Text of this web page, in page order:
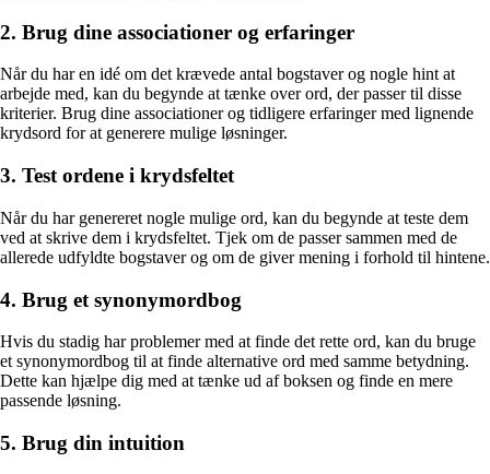
2. Brug dine associationer og erfaringer
Når du har en idé om det krævede antal bogstaver og nogle hint at
arbejde med, kan du begynde at tænke over ord, der passer til disse
kriterier. Brug dine associationer og tidligere erfaringer med lignende
krydsord for at generere mulige løsninger.
3. Test ordene i krydsfeltet
Når du har genereret nogle mulige ord, kan du begynde at teste dem
ved at skrive dem i krydsfeltet. Tjek om de passer sammen med de
allerede udfyldte bogstaver og om de giver mening i forhold til hintene.
4. Brug et synonymordbog
Hvis du stadig har problemer med at finde det rette ord, kan du bruge
et synonymordbog til at finde alternative ord med samme betydning.
Dette kan hjælpe dig med at tænke ud af boksen og finde en mere
passende løsning.
5. Brug din intuition